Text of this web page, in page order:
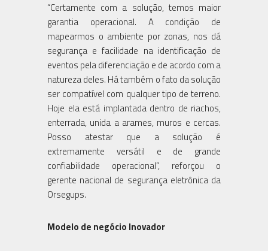
“Certamente com a solução, temos maior
garantia operacional. A condição de
mapearmos o ambiente por zonas, nos dá
segurança e facilidade na identificação de
eventos pela diferenciação e de acordo com a
natureza deles. Há também o fato da solução
ser compatível com qualquer tipo de terreno.
Hoje ela está implantada dentro de riachos,
enterrada, unida a arames, muros e cercas.
Posso atestar que a solução é
extremamente versátil e de grande
confiabilidade operacional”, reforçou o
gerente nacional de segurança eletrônica da
Orsegups.
Modelo de negócio Inovador